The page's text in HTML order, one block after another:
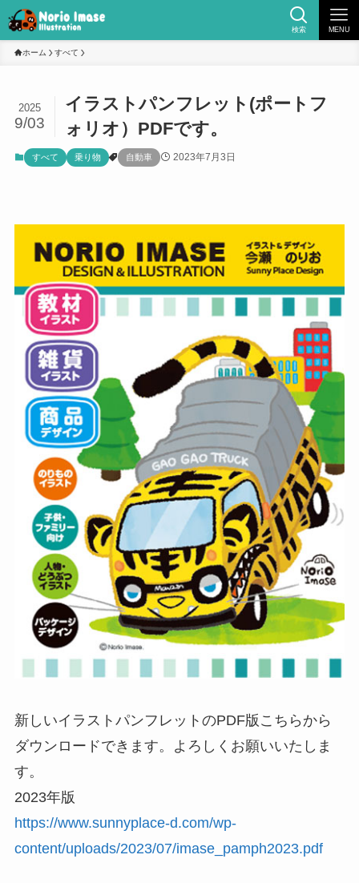
検索 MENU
ホーム すべて
イラストパンフレット(ポートフ
ォリオ）PDFです。
2025
9/03
すべて 乗り物 自動車 2023年7月3日
新しいイラストパンフレットのPDF版こちらから
ダウンロードできます。よろしくお願いいたしま
す。
2023年版
https://www.sunnyplace-d.com/wp-
content/uploads/2023/07/imase_pamph2023.pdf